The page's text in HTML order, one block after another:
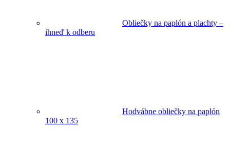
Obliečky na paplón a plachty –
ihneď k odberu
Hodvábne obliečky na paplón
100 x 135